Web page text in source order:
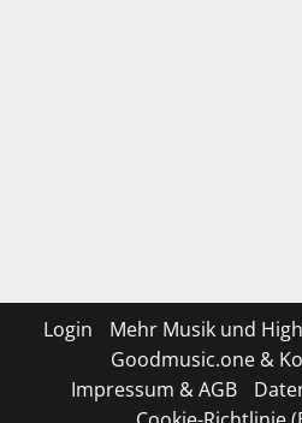
Login
Mehr Musik und
Goodmusic.one &
Impressum & AGB